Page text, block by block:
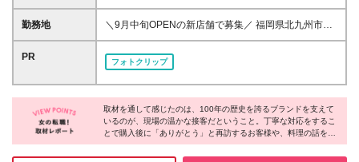
分のアイデアで売場を工夫したい方 ◇オープニング
メンバーとして働きたい方 ◇年齢を重ねても安心し
ティブ支給あり ＊中には1回あたりの支給で34万円以
上のインセンティブをもらったスタッフも！ 月給25
齢、経験、能力を考慮の上、優遇いたします。待遇条
浅い方も歓迎いたします！ ※残業代は実労働時間に応
じて全額別途支給いたします。
勤務地
＼9月中旬OPENの新店舗で募集／ 福岡県北九州市八
幡東区東田4-1-1 ジ アウトレット北九州 ※別店舗で
の研修を調整中です。詳しくは面接時にお聞きくださ
い。 ※9/1入社予定です。（入社日は応相談） (変更の
範囲)上記を除く当社関連勤務地
PR
フォトクリップ
取材を通して感じたのは、100年の歴史を誇るブランドを支えて
いるのが、現場の温かな接客だということ。丁寧な対応をするこ
とで購入後に「ありがとう」と再訪するお客様や、料理の話を共
有しに来る方がいるなど、関係が続いていく接客が根付いていま
す。働いていくうちにブランドのファンになるスタッフも多く、